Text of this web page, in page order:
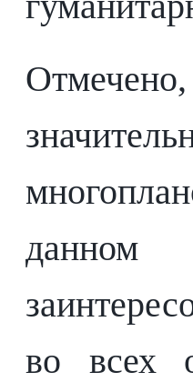
данном
во всех